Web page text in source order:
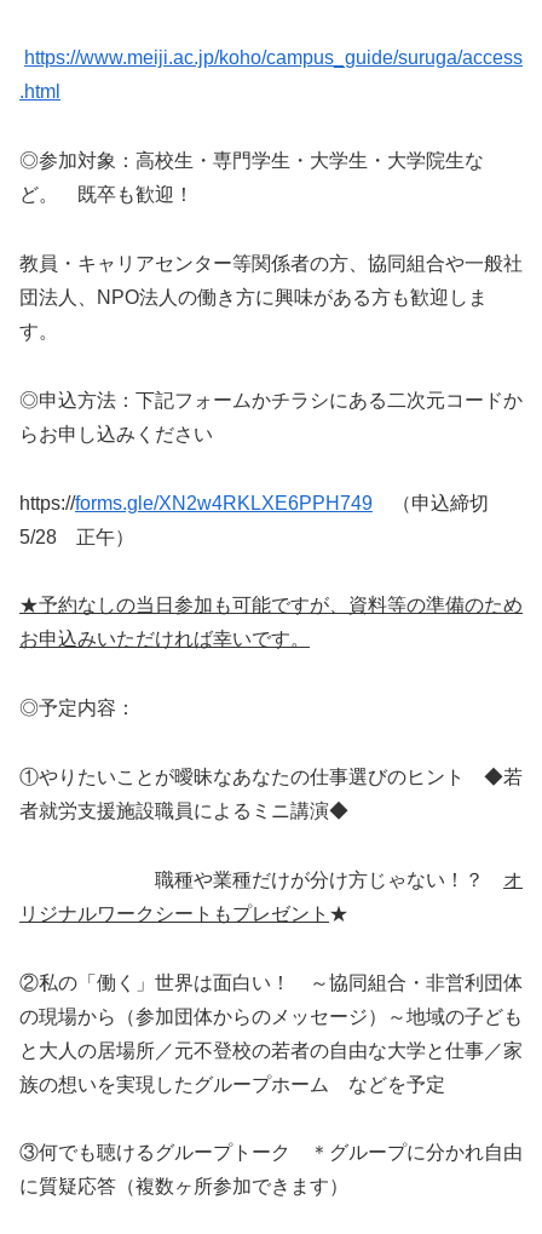
https://www.meiji.ac.jp/koho/campus_guide/suruga/access
.html
◎参加対象：高校生・専門学生・大学生・大学院生な
ど。 既卒も歓迎！
教員・キャリアセンター等関係者の方、協同組合や一般社
団法人、NPO法人の働き方に興味がある方も歓迎しま
す。
◎申込方法：下記フォームかチラシにある二次元コードか
らお申し込みください
https://forms.gle/XN2w4RKLXE6PPH749 （申込締切
5/28 正午）
★予約なしの当日参加も可能ですが、資料等の準備のため
お申込みいただければ幸いです。
◎予定内容：
①やりたいことが曖昧なあなたの仕事選びのヒント ◆若
者就労支援施設職員によるミニ講演◆
職種や業種だけが分け方じゃない！？ オ
リジナルワークシートもプレゼント ★
②私の「働く」世界は面白い！ ～協同組合・非営利団体
の現場から（参加団体からのメッセージ）～地域の子ども
と大人の居場所／元不登校の若者の自由な大学と仕事／家
族の想いを実現したグループホーム などを予定
③何でも聴けるグループトーク ＊グループに分かれ自由
に質疑応答（複数ヶ所参加できます）